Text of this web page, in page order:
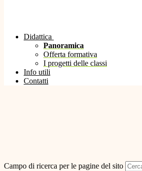
Didattica
Panoramica
Offerta formativa
I progetti delle classi
Info utili
Contatti
Campo di ricerca per le pagine del sito